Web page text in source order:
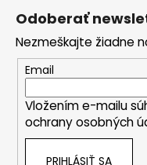
Odoberať
Nezmeškajte žiadne
Email
Vložením e-mailu
ochrany osobných
PRIHLÁSIŤ SA